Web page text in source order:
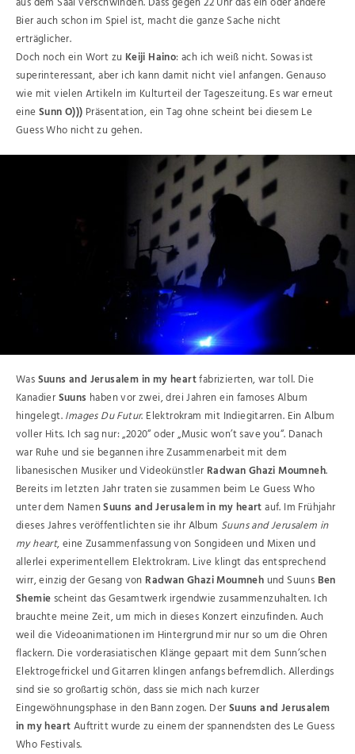
Bier auch schon im Spiel ist, macht die ganze Sache nicht
erträglicher.
Doch noch ein Wort zu Keiji Haino: ach ich weiß nicht. Sowas ist
superinteressant, aber ich kann damit nicht viel anfangen. Genauso
wie mit vielen Artikeln im Kulturteil der Tageszeitung. Es war erneut
eineSunn O))) Präsentation, ein Tag ohne scheint bei diesem Le
Guess Who nicht zu gehen.
WasSuuns and Jerusalem in my heartfabrizierten, war toll. Die
KanadierSuuns haben vor zwei, drei Jahren ein famoses Album
hingelegt.Images Du Futur. Elektrokram mit Indiegitarren. Ein Album
voller Hits. Ich sag nur: „2020“ oder „Music won’t save you“. Danach
war Ruhe und sie begannen ihre Zusammenarbeit mit dem
libanesischen Musiker und Videokünstler Radwan Ghazi Moumneh.
Bereits im letzten Jahr traten sie zusammen beim Le Guess Who
unter dem NamenSuuns and Jerusalem in my heartauf. Im Frühjahr
dieses Jahres veröffentlichten sie ihr Album Suuns and Jerusalem in
my heart, eine Zusammenfassung von Songideen und Mixen und
allerlei experimentellem Elektrokram. Live klingt das entsprechend
wirr, einzig der Gesang von Radwan Ghazi Moumneh und Suuns Ben
Shemiescheint das Gesamtwerk irgendwie zusammenzuhalten. Ich
brauchte meine Zeit, um mich in dieses Konzert einzufinden. Auch
weil die Videoanimationen im Hintergrund mir nur so um die Ohren
flackern. Die vorderasiatischen Klänge gepaart mit dem Sunn’schen
Elektrogefrickel und Gitarren klingen anfangs befremdlich. Allerdings
sind sie so großartig schön, dass sie mich nach kurzer
Eingewöhnungsphase in den Bann zogen. DerSuuns and Jerusalem
in my heartAuftritt wurde zu einem der spannendsten des Le Guess
Who Festivals.